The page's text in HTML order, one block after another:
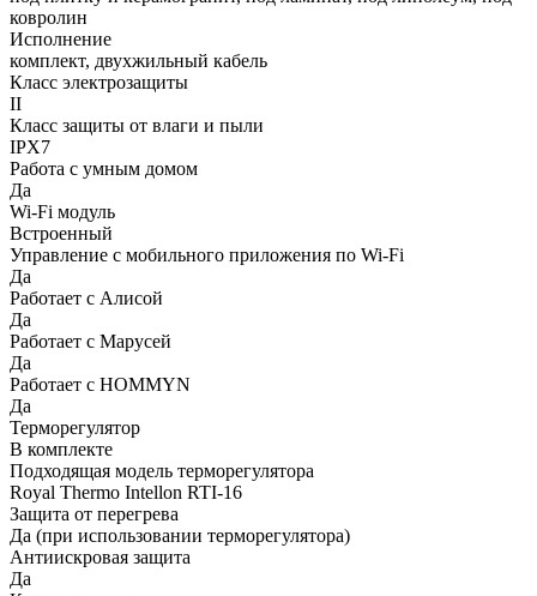
ковролин
Исполнение
комплект, двухжильный кабель
Класс электрозащиты
II
Класс защиты от влаги и пыли
IPX7
Работа с умным домом
Да
Wi-Fi модуль
Встроенный
Управление c мобильного приложения по Wi-Fi
Да
Работает с Алисой
Да
Работает с Марусей
Да
Работает с HOMMYN
Да
Терморегулятор
В комплекте
Подходящая модель терморегулятора
Royal Thermo Intellon RTI-16
Защита от перегрева
Да (при использовании терморегулятора)
Антиискровая защита
Да